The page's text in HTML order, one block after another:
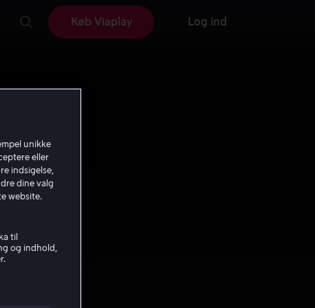
Køb Viaplay Log ind
unikke
eller
indsigelse,
dine valg
website.
til
og indhold,